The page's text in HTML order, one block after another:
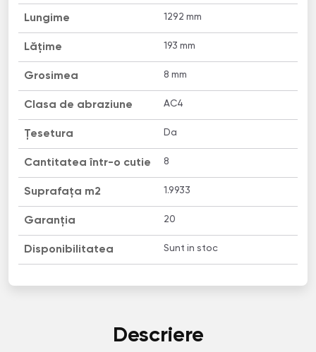
Lungime 1292 mm
Lățime 193 mm
Grosimea 8 mm
Clasa de abraziune AC4
Țesetura Da
Cantitatea într-o cutie 8
Suprafața m2 1.9933
Garanția 20
Disponibilitatea Sunt in stoc
Descriere